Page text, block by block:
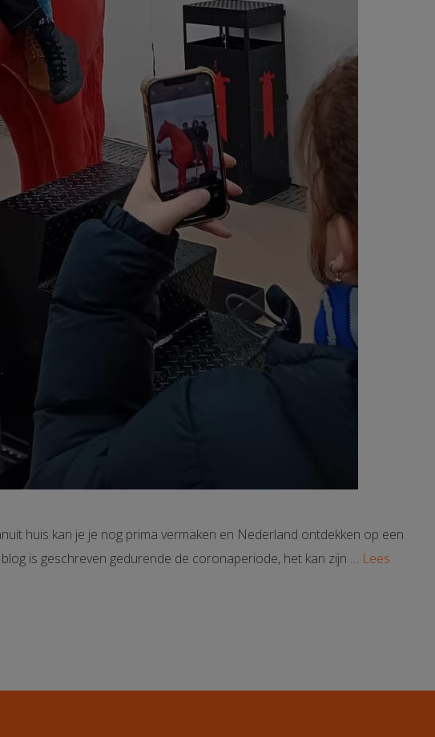
huis kan je je nog prima vermaken en Nederland ontdekken op een
is geschreven gedurende de coronaperiode, het kan zijn … Lees